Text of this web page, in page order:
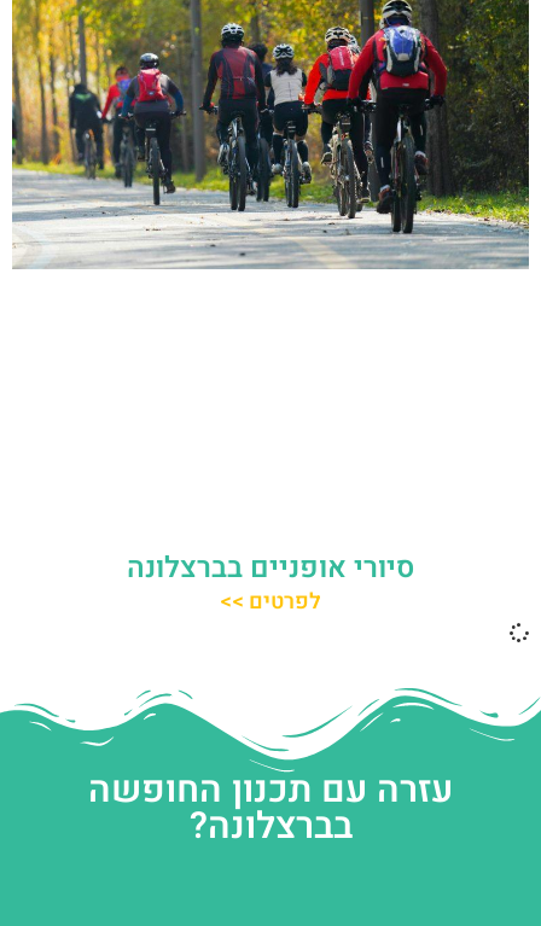
סיורי אופניים בברצלונה
לפרטים >>
עזרה עם תכנון החופשה
בברצלונה?